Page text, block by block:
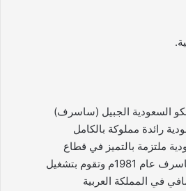
السعودية الجبيل (ساسرف)
رائدة مملوكة بالكامل
ملتزمة بالتميز في قطاع
التكرير، تأسست ساسرف عام 1981م وتقوم بتشغيل
في المملكة العربية